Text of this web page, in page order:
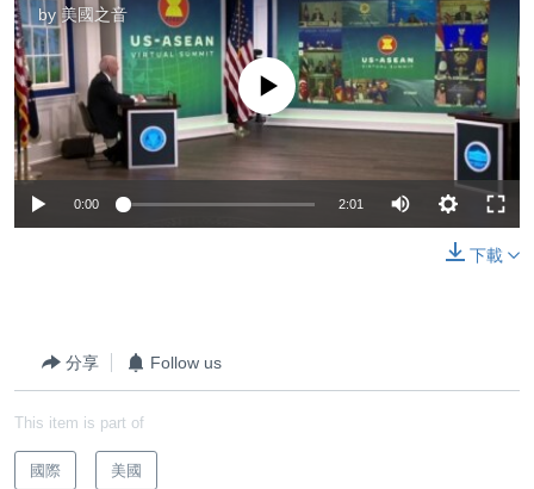
by 美國之音
No media source currently available
0:00 2:01
下載
分享 Follow us
This item is part of
國際 美國